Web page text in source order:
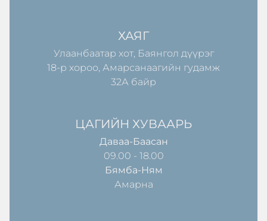
ХАЯГ
Улаанбаатар хот, Баянгол дүүрэг
18-р хороо, Амарсанаагийн гудамж
32А байр
ЦАГИЙН ХУВААРЬ
Даваа-Баасан
09.00 - 18.00
Бямба-Ням
Амарна